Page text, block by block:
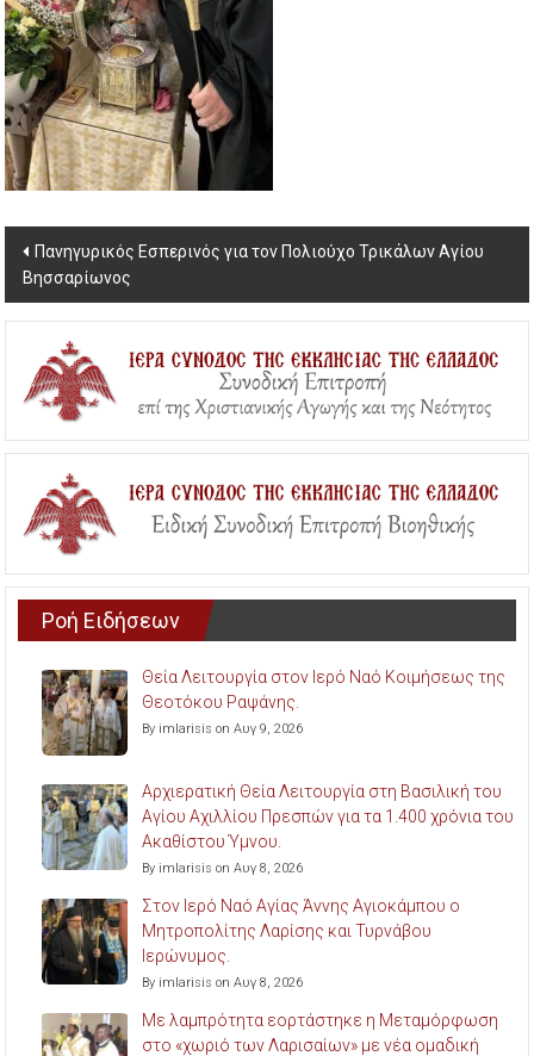
Post
navigation
Πανηγυρικός Εσπερινός για τον Πολιούχο Τρικάλων Αγίου
Βησσαρίωνος
Ροή Ειδήσεων
Θεία Λειτουργία στον Ιερό Ναό Κοιμήσεως της
Θεοτόκου Ραψάνης.
By imlarisis on Αυγ 9, 2026
Αρχιερατική Θεία Λειτουργία στη Βασιλική του
Αγίου Αχιλλίου Πρεσπών για τα 1.400 χρόνια του
Ακαθίστου Ύμνου.
By imlarisis on Αυγ 8, 2026
Στον Ιερό Ναό Αγίας Άννης Αγιοκάμπου ο
Μητροπολίτης Λαρίσης και Τυρνάβου
Ιερώνυμος.
By imlarisis on Αυγ 8, 2026
Με λαμπρότητα εορτάστηκε η Μεταμόρφωση
στο «χωριό των Λαρισαίων» με νέα ομαδική